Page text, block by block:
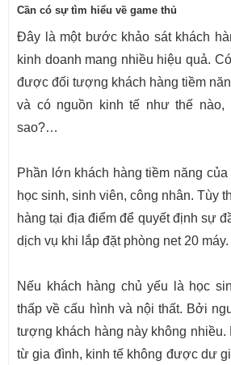
Cần có sự tìm hiểu về game thủ
Đây là một bước khảo sát khách
kinh doanh mang nhiều hiệu quả.
được đối tượng khách hàng tiềm
và có nguồn kinh tế như thế nào,
sao?…
Phần lớn khách hàng tiềm năng
học sinh, sinh viên, công nhân. Tùy
hàng tại địa điểm để quyết định sự
dịch vụ khi lắp đặt phòng net 20 máy.
Nếu khách hàng chủ yếu là học
thấp về cấu hình và nội thất. Bởi
tượng khách hàng này không nhiều.
từ gia đình, kinh tế không được dư